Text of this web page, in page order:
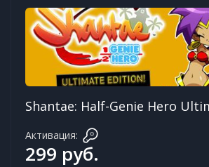
Shantae: Half-Genie Hero
Активация:
299 руб.